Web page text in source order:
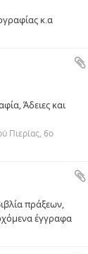
κ.α
Άδειες και
Πιερίας, 6ο
πράξεων,
έγγραφα